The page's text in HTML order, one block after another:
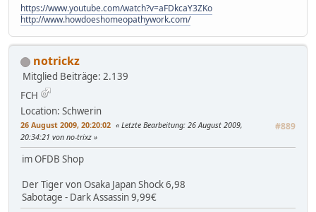
https://www.youtube.com/watch?v=aFDkcaY3ZKo
http://www.howdoeshomeopathywork.com/
notrickz
Mitglied Beiträge: 2.139
FCH
Location: Schwerin
26 August 2009, 20:20:02 #889
Letzte Bearbeitung: 26 August 2009,
20:34:21 von no-trixz
im OFDB Shop
Der Tiger von Osaka Japan Shock 6,98
Sabotage - Dark Assassin 9,99€